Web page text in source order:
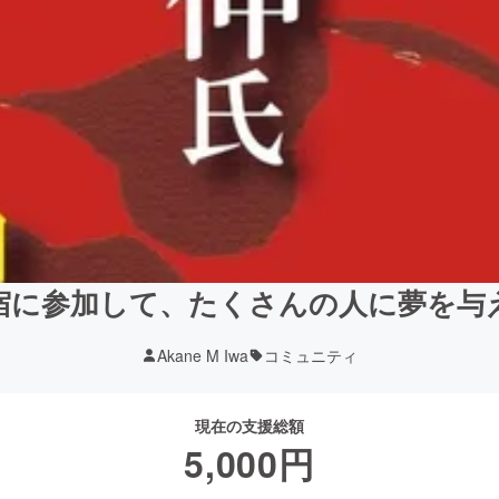
に参加して、たくさんの人に夢を与
Akane M Iwa コミュニティ
現在の支援総額
5,000円